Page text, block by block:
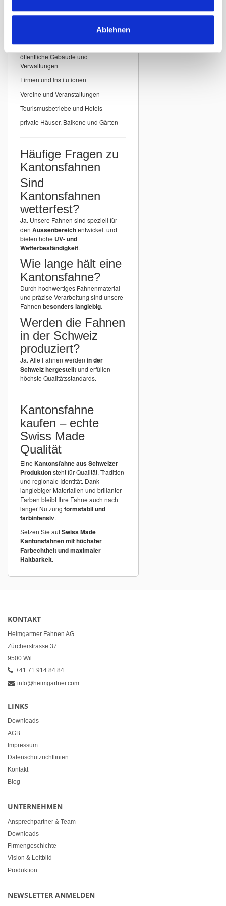
Ablehnen
Kantonsfahnen
Kantonsfahnen der Schweiz
öffentliche Gebäude und
Verwaltungen
Firmen und Institutionen
Vereine und Veranstaltungen
Tourismusbetriebe und Hotels
private Häuser, Balkone und Gärten
Häufige Fragen zu
Kantonsfahnen
Sind
Kantonsfahnen
wetterfest?
Ja. Unsere Fahnen sind speziell für
den Aussenbereichentwickelt und
bieten hohe UV- und
Wetterbeständigkeit.
Wie lange hält eine
Kantonsfahne?
Durch hochwertiges Fahnenmaterial
und präzise Verarbeitung sind unsere
Fahnen besonders langlebig.
Werden die Fahnen
in der Schweiz
produziert?
Ja. Alle Fahnen werden in der
Schweiz hergestelltund erfüllen
höchste Qualitätsstandards.
Kantonsfahne
kaufen – echte
Swiss Made
Qualität
Eine Kantonsfahne aus Schweizer
Produktionsteht für Qualität, Tradition
und regionale Identität. Dank
langlebiger Materialien und brillanter
Farben bleibt Ihre Fahne auch nach
langer Nutzung formstabil und
farbintensiv.
Setzen Sie aufSwiss Made
Kantonsfahnen mit höchster
Farbechtheit und maximaler
Haltbarkeit.
KONTAKT
Heimgartner Fahnen AG
Zürcherstrasse 37
9500 Wil
+41 71 914 84 84
info@heimgartner.com
LINKS
Downloads
AGB
Impressum
Datenschutzrichtlinien
Kontakt
Blog
UNTERNEHMEN
Ansprechpartner & Team
Downloads
Firmengeschichte
Vision & Leitbild
Produktion
NEWSLETTER ANMELDEN